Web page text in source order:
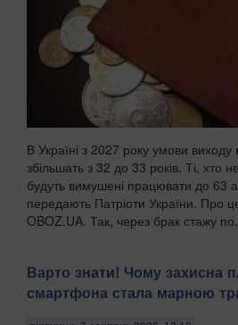
В Україні з 2027 року умови виходу
збільшать з 32 до 33 років. Ті, хто
будуть вимушені працювати до 63
передають Патріоти України. Про
OBOZ.UA. Так, через брак стажу по...
Варто знати! Чому захисна
смартфона стала марною